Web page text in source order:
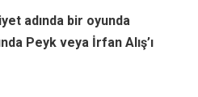
adında bir oyunda
Peyk veya İrfan Alış’ı